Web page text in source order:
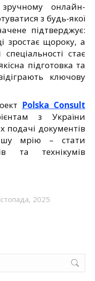
онлайн-
з будь-якої
підтверджує:
зростає щороку, а
стає
підготовка та
ключову
Polska Consult
з України
подачі документів
мрію – стати
та технікумів
2025